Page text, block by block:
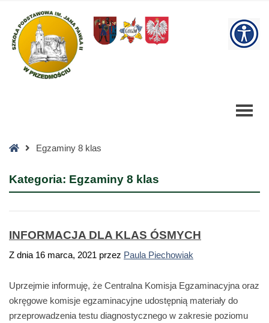
klas
Archives
StronaEgzaminy 8 klas
Kategoria: Egzaminy 8 klas
INFORMACJA DLA KLAS ÓSMYCH
Z dnia 16 marca, 2021 przez Paula Piechowiak
Uprzejmie informuję, że Centralna Komisja Egzaminacyjna oraz
okręgowe komisje egzaminacyjne udostępnią materiały do
przeprowadzenia testu diagnostycznego w zakresie poziomu